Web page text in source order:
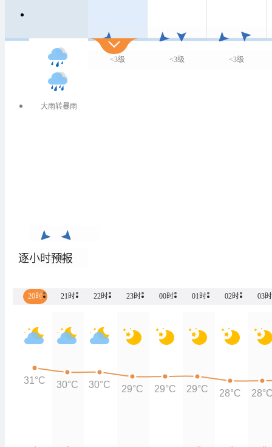
<3级 <3级 <3级
大雨转暴雨
3-4级
逐小时预报
20时 21时 22时 23时 00时 01时 02时 03时
31°C 30°C 30°C 29°C 29°C 29°C 28°C